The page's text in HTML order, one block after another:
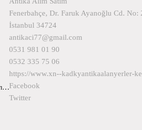
Fenerbahçe, Dr. Faruk Ayanoğlu Cd. No:
İstanbul 34724
antikaci77@gmail.com
0531 981 01 90
0532 335 75 06
https://www.xn--kadkyantikaalanyerler-
Facebook
Twitter